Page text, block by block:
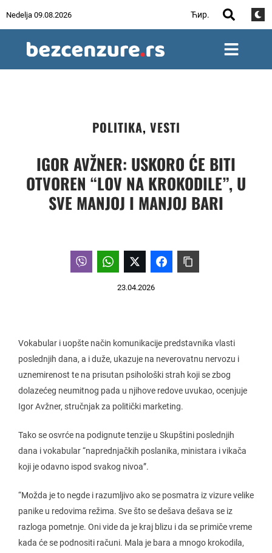
Nedelja 09.08.2026 Ћир.
POLITIKA, VESTI
IGOR AVŽNER: USKORO ĆE BITI
OTVOREN “LOV NA KROKODILE”, U
SVE MANJOJ I MANJOJ BARI
23.04.2026
Vokabular i uopšte način komunikacije predstavnika vlasti
poslednjih dana, a i duže, ukazuje na neverovatnu nervozu i
uznemirenost te na prisutan psihološki strah koji se zbog
dolazećeg neumitnog pada u njihove redove uvukao, ocenjuje
Igor Avžner, stručnjak za politički marketing.
Tako se osvrće na podignute tenzije u Skupštini poslednjih
dana i vokabular “naprednjačkih poslanika, ministara i vikača
koji je odavno ispod svakog nivoa”.
“Možda je to negde i razumljivo ako se posmatra iz vizure velike
panike u redovima režima. Sve što se dešava dešava se iz
razloga pometnje. Oni vide da je kraj blizu i da se primiče vreme
kada će se podnositi računi. Mala je bara a mnogo krokodila,